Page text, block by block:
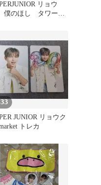
リョウ
のほし タワーレ
JUNIOR リョウク
トレカ